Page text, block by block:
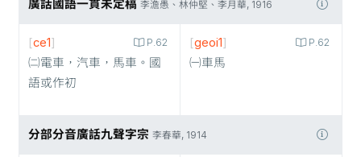
廣話國語一貫未定稿 李澹愚、林仲堅、李月華, 1916
P.62
[ce1]
㈡電車，汽車，馬車。國
語或作初
P.62
[geoi1]
㈠車馬
分部分音廣話九聲字宗 李春華, 1914